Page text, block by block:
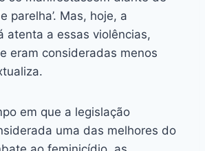
parelha’. Mas, hoje, a
atenta a essas violências,
eram consideradas menos
em que a legislação
uma das melhores do